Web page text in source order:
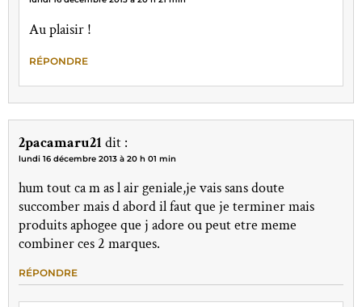
Au plaisir !
RÉPONDRE
2pacamaru21 dit :
lundi 16 décembre 2013 à 20 h 01 min
hum tout ca m as l air geniale,je vais sans doute
succomber mais d abord il faut que je terminer mais
produits aphogee que j adore ou peut etre meme
combiner ces 2 marques.
RÉPONDRE